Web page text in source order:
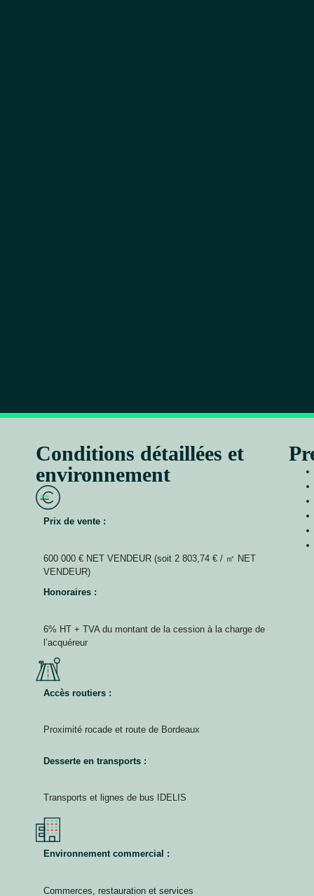
Conditions détaillées et
environnement
Prix de vente :
600 000 € NET VENDEUR (soit 2 803,74 € / ㎡ NET
VENDEUR)
Honoraires :
6% HT + TVA du montant de la cession à la charge de
l’acquéreur
Accès routiers :
Proximité rocade et route de Bordeaux
Desserte en transports :
Transports et lignes de bus IDELIS
Environnement commercial :
Commerces, restauration et services